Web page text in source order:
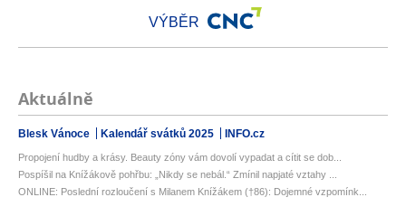
VÝBĚR
Aktuálně
Blesk Vánoce Kalendář svátků 2025 INFO.cz
Propojení hudby a krásy. Beauty zóny vám dovolí vypadat a cítit se dob...
Pospíšil na Knížákově pohřbu: „Nikdy se nebál.“ Zmínil napjaté vztahy ...
ONLINE: Poslední rozloučení s Milanem Knížákem (†86): Dojemné vzpomínk...